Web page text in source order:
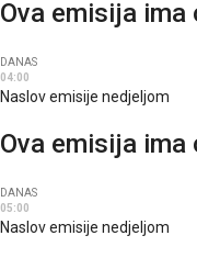
Ova emisija ima
DANAS
04:00
Naslov emisije nedjeljom
Ova emisija ima
DANAS
05:00
Naslov emisije nedjeljom